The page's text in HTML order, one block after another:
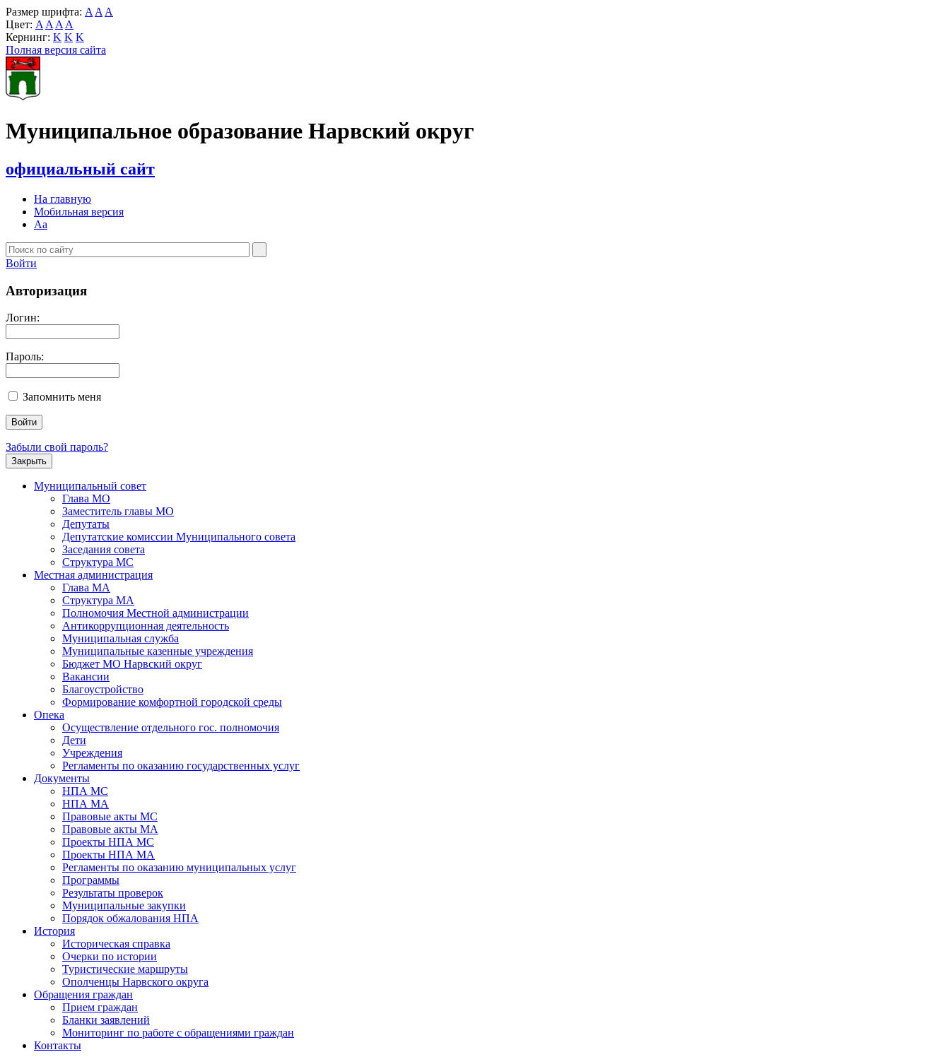
Размер шрифта: A A A
Цвет: A A A A
Кернинг: K K K
Полная версия сайта
Муниципальное образование Нарвский округ
официальный сайт
На главную
Мобильная версия
Aa
Войти
Авторизация
Логин:
Пароль:
Запомнить меня
Забыли свой пароль?
Закрыть
Муниципальный совет
Глава МО
Заместитель главы МО
Депутаты
Депутатские комиссии Муниципального совета
Заседания совета
Структура МС
Местная администрация
Глава МА
Структура МА
Полномочия Местной администрации
Антикоррупционная деятельность
Муниципальная служба
Муниципальные казенные учреждения
Бюджет МО Нарвский округ
Вакансии
Благоустройство
Формирование комфортной городской среды
Опека
Осуществление отдельного гос. полномочия
Дети
Учреждения
Регламенты по оказанию государственных услуг
Документы
НПА МС
НПА МА
Правовые акты МС
Правовые акты МА
Проекты НПА МС
Проекты НПА МА
Регламенты по оказанию муниципальных услуг
Программы
Результаты проверок
Муниципальные закупки
Порядок обжалования НПА
История
Историческая справка
Очерки по истории
Туристические маршруты
Ополченцы Нарвского округа
Обращения граждан
Прием граждан
Бланки заявлений
Мониторинг по работе с обращениями граждан
Контакты